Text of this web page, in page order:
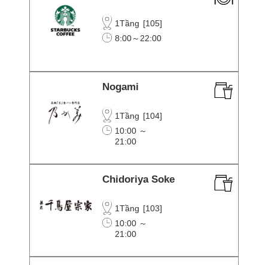
1Tầng [105]
8:00～22:00
Nogami
1Tầng [104]
10:00 ～
21:00
Chidoriya Soke
1Tầng [103]
10:00 ～
21:00